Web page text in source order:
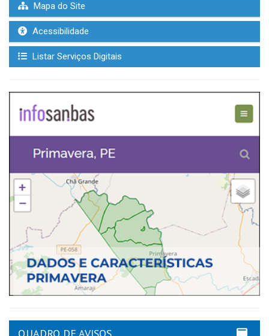
Mapa do Site
Acessibilidade
Listar Serviços Digitais